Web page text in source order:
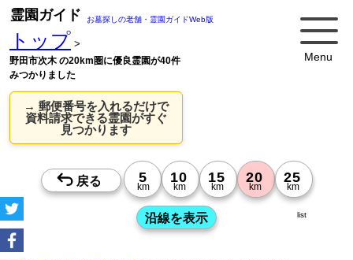
Menu
霊園ガイド お墓探しの老舗・霊園ガイドWeb版
トップ >
野田市次木 の20km圏に優良霊園が40件
みつかりました
→ 郵便番号を入れるだけで
資料請求できる霊園がすぐ
見つかります
list